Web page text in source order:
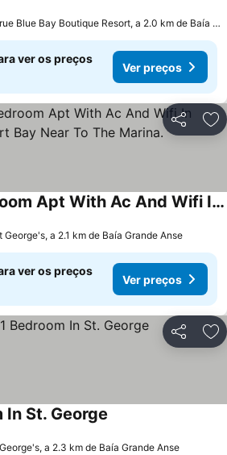
Blue Bay Boutique Resort, a 2.0 km de Baía
ver os preços
Ver preços
Partilhar
Charming 1-bedroom Apt With Ac And Wifi In Clarkescourt Bay Near To The Marina.
George's, a 2.1 km de Baía Grande Anse
ver os preços
Ver preços
Partilhar
In St. George
a 2.3 km de Baía Grande Anse